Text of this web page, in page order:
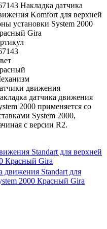
Накладка датчика
Komfort для верхней
установки System 2000
Gira
движения
датчика движения
2000 применяется со
System 2000,
с версии R2.
Standart для верхней
Красный Gira